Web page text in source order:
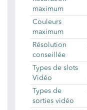
maximum
Couleurs
maximum
Résolution
conseillée
Types de slots
Vidéo
Types de
sorties vidéo